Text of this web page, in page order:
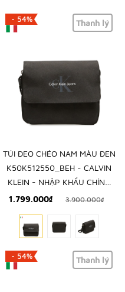
- 54% Thanh lý
TÚI ĐEO CHÉO NAM MÀU ĐEN
K50K512550_BEH - CALVIN
KLEIN - NHẬP KHẨU CHÍNH
HÃNG TỪ Ý
1.799.000₫ 3.900.000₫
- 54% Thanh lý